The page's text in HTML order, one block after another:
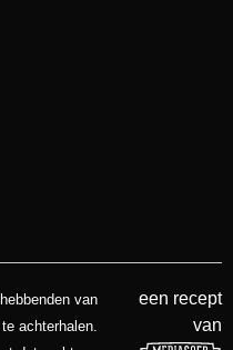
van
achterhalen.
een recept
van